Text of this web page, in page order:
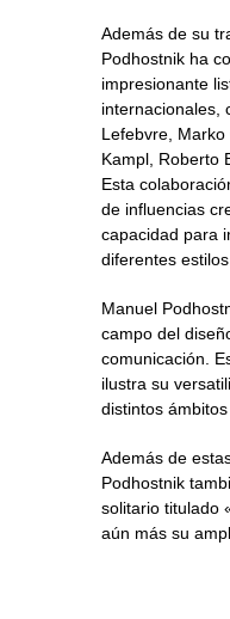
Además de su
Podhostnik ha
impresionante
internacionales,
Lefebvre,
Kampl, Roberto
Esta
de influencias
capacidad para
diferentes
Manuel
campo del
comunicación.
ilustra su
distintos
Además de
Podhostnik
solitario titulado
aún más su